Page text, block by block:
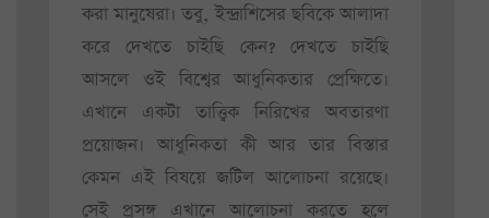
করা মানুষেরা। তবু, ইন্দ্রাশিসের ছবিকে আলাদা
করে দেখতে চাইছি কেন? দেখতে চাইছি
আসলে ওই বিশ্বের আধুনিকতার প্রেক্ষিতে।
এখানে একটা তাত্ত্বিক নিরিখের অবতারণা
প্রয়োজন। আধুনিকতা কী আর তার বিস্তার
কেমন এই বিষয়ে জটিল আলোচনা রয়েছে।
সেই প্রসঙ্গ এখানে আলোচনা করতে হলে